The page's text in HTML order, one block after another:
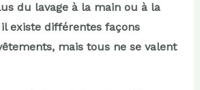
du lavage à la main ou à la
existe différentes façons
mais tous ne se valent